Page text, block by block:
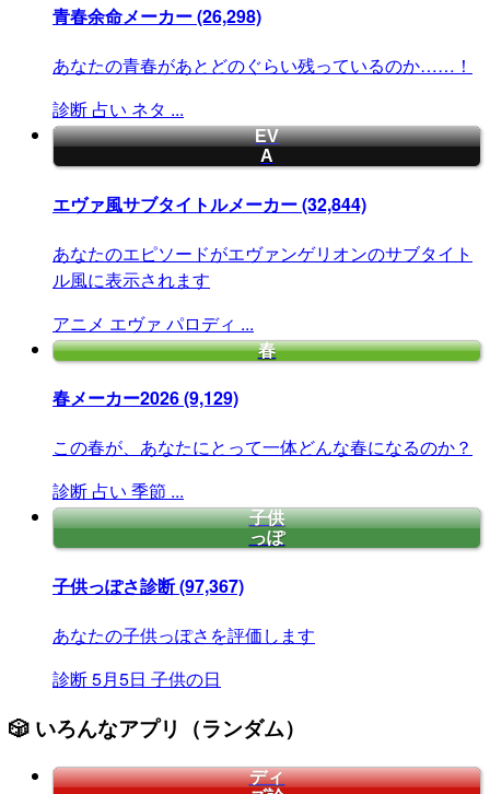
青春余命メーカー(26,298)
あなたの青春があとどのぐらい残っているのか……！
診断 占い ネタ ...
EV
A
エヴァ風サブタイトルメーカー(32,844)
あなたのエピソードがエヴァンゲリオンのサブタイト
ル風に表示されます
アニメ エヴァ パロディ ...
春
春メーカー2026(9,129)
この春が、あなたにとって一体どんな春になるのか？
診断 占い 季節 ...
子供
っぽ
子供っぽさ診断(97,367)
あなたの子供っぽさを評価します
診断5月5日 子供の日
🎲 いろんなアプリ（ランダム）
ディ